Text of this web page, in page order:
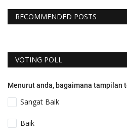
RECOMMENDED POSTS
VOTING POLL
Menurut anda, bagaimana tampilan
Sangat Baik
Baik